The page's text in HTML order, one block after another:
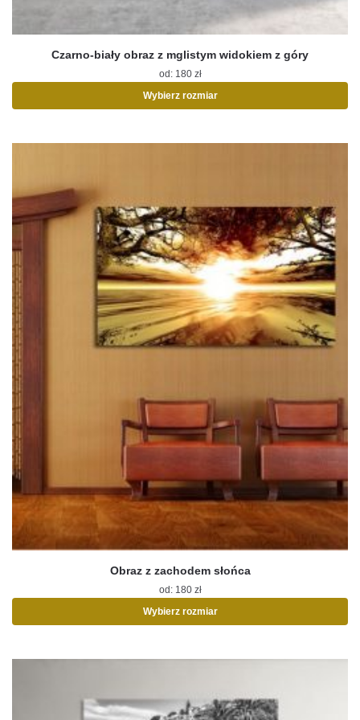
Czarno-biały obraz z mglistym widokiem z góry
od: 180 zł
Wybierz rozmiar
można
wybrać
na
stronie
produktu
Obraz z zachodem słońca
od: 180 zł
Wybierz rozmiar
Opcje